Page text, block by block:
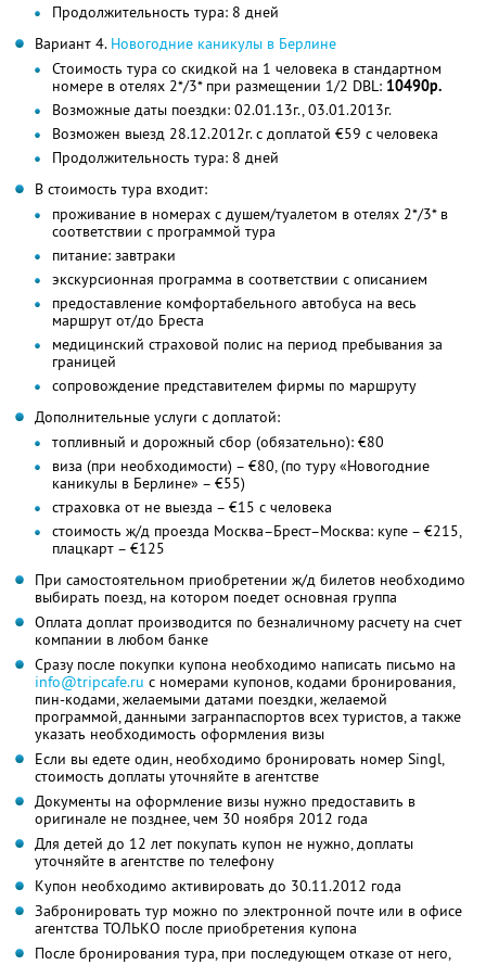
Продолжительность тура: 8 дней
Вариант 4. Новогодние каникулы в Берлине
Стоимость тура со скидкой на 1 человека в стандартном
номере в отелях 2*/3* при размещении 1/2 DBL: 10490р.
Возможные даты поездки: 02.01.13г., 03.01.2013г.
Возможен выезд 28.12.2012г. с доплатой €59 с человека
Продолжительность тура: 8 дней
В стоимость тура входит:
проживание в номерах с душем/туалетом в отелях 2*/3* в
соответствии с программой тура
питание: завтраки
экскурсионная программа в соответствии с описанием
предоставление комфортабельного автобуса на весь
маршрут от/до Бреста
медицинский страховой полис на период пребывания за
границей
сопровождение представителем фирмы по маршруту
Дополнительные услуги с доплатой:
топливный и дорожный сбор (обязательно): €80
виза (при необходимости) – €80, (по туру «Новогодние
каникулы в Берлине» – €55)
страховка от не выезда – €15 с человека
стоимость ж/д проезда Москва–Брест–Москва: купе – €215,
плацкарт – €125
При самостоятельном приобретении ж/д билетов необходимо
выбирать поезд, на котором поедет основная группа
Оплата доплат производится по безналичному расчету на счет
компании в любом банке
Сразу после покупки купона необходимо написать письмо на
info@tripcafe.ru с номерами купонов, кодами бронирования,
пин-кодами, желаемыми датами поездки, желаемой
программой, данными загранпаспортов всех туристов, а также
указать необходимость оформления визы
Если вы едете один, необходимо бронировать номер Singl,
стоимость доплаты уточняйте в агентстве
Документы на оформление визы нужно предоставить в
оригинале не позднее, чем 30 ноября 2012 года
Для детей до 12 лет покупать купон не нужно, доплаты
уточняйте в агентстве по телефону
Купон необходимо активировать до 30.11.2012 года
Забронировать тур можно по электронной почте или в офисе
агентства ТОЛЬКО после приобретения купона
После бронирования тура, при последующем отказе от него,